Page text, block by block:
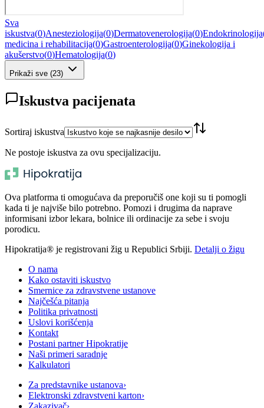
Sva
iskustva(0)Anesteziologija(0)Dermatovenerologija(0)Endokrinologija
medicina i rehabilitacija(0)Gastroenterologija(0)Ginekologija i
akušerstvo(0)Hematologija(0)
Prikaži sve (23)
Iskustva pacijenata
Sortiraj iskustva
Ne postoje iskustva za ovu specijalizaciju.
Ova platforma ti omogućava da preporučiš one koji su ti pomogli
kada ti je najviše bilo potrebno. Pomozi i drugima da naprave
informisani izbor lekara, bolnice ili ordinacije za sebe i svoju
porodicu.
Hipokratija® je registrovani žig u Republici Srbiji. Detalji o žigu
O nama
Kako ostaviti iskustvo
Smernice za zdravstvene ustanove
Najčešća pitanja
Politika privatnosti
Uslovi korišćenja
Kontakt
Postani partner Hipokratije
Naši primeri saradnje
Kalkulatori
Za predstavnike ustanova›
Elektronski zdravstveni karton›
Zakazivač›